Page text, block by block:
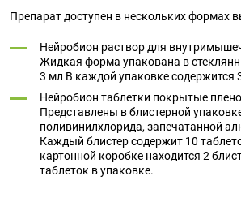
Препарат доступен в нескольких формах
Нейробион раствор для
Жидкая форма упакована в
3 мл В каждой упаковке содержится
Нейробион таблетки покрытые
Представлены в блистерной
поливинилхлорида, запечатанной
Каждый блистер содержит 10
картонной коробке находится 2
таблеток в упаковке.